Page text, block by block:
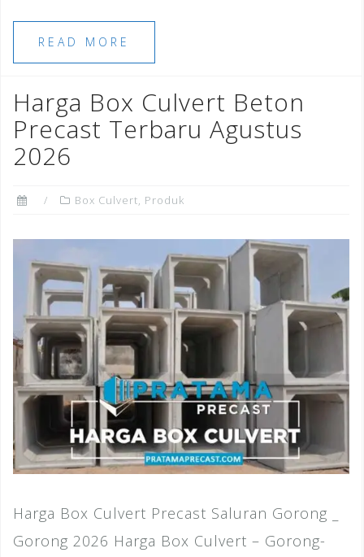
c
e
b
o
o
k
tt
e
r
ai
l
k
dI
n st
READ MORE
Harga Box Culvert Beton
Precast Terbaru Agustus
2026
Box Culvert, Produk
Harga Box Culvert Precast Saluran Gorong _
Gorong 2026 Harga Box Culvert – Gorong-